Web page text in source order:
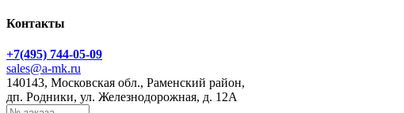
Контакты
+7(495) 744-05-09
sales@a-mk.ru
140143, Московская обл., Раменский район,
дп. Родники, ул. Железнодорожная, д. 12А